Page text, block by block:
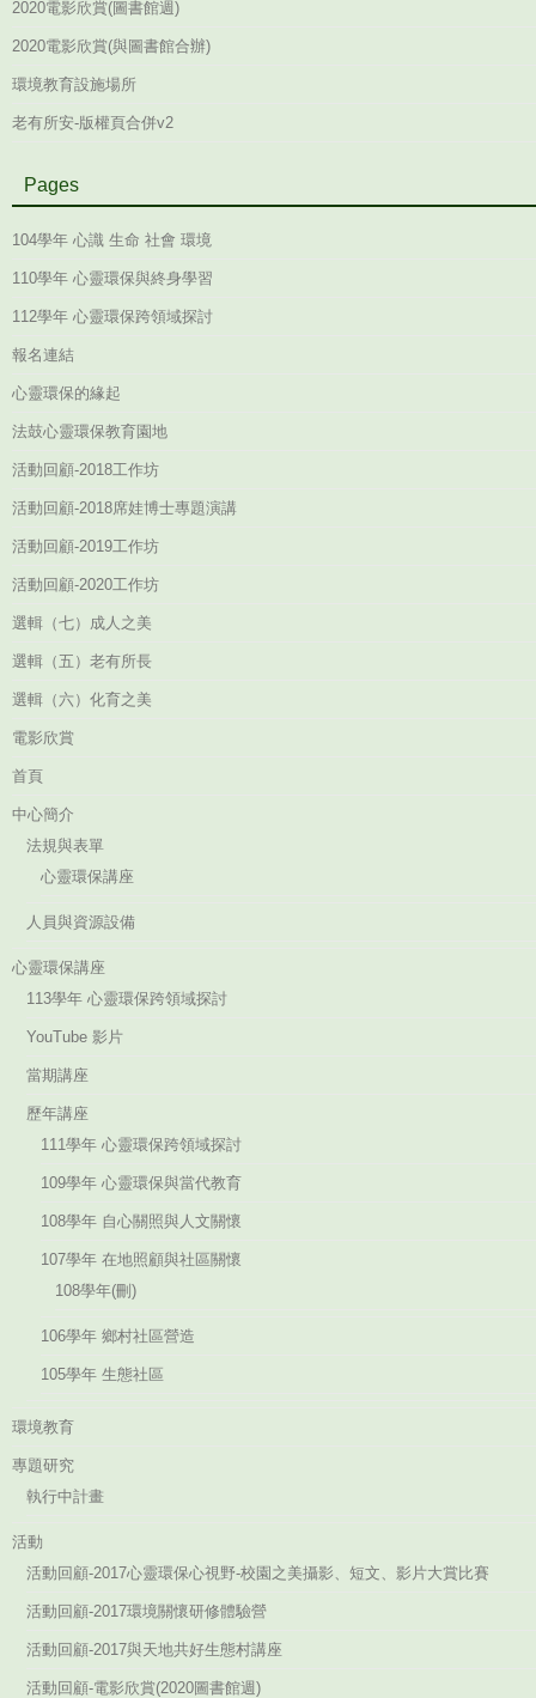
2020電影欣賞(圖書館週)
2020電影欣賞(與圖書館合辦)
環境教育設施場所
老有所安-版權頁合併v2
Pages
104學年 心識 生命 社會 環境
110學年 心靈環保與終身學習
112學年 心靈環保跨領域探討
報名連結
心靈環保的緣起
法鼓心靈環保教育園地
活動回顧-2018工作坊
活動回顧-2018席娃博士專題演講
活動回顧-2019工作坊
活動回顧-2020工作坊
選輯（七）成人之美
選輯（五）老有所長
選輯（六）化育之美
電影欣賞
首頁
中心簡介
法規與表單
心靈環保講座
人員與資源設備
心靈環保講座
113學年 心靈環保跨領域探討
YouTube 影片
當期講座
歷年講座
111學年 心靈環保跨領域探討
109學年 心靈環保與當代教育
108學年 自心關照與人文關懷
107學年 在地照顧與社區關懷
108學年(刪)
106學年 鄉村社區營造
105學年 生態社區
環境教育
專題研究
執行中計畫
活動
活動回顧-2017心靈環保心視野-校園之美攝影、短文、影片大賞比賽
活動回顧-2017環境關懷研修體驗營
活動回顧-2017與天地共好生態村講座
活動回顧-電影欣賞(2020圖書館週)